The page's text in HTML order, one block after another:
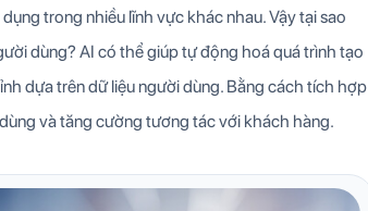
trong nhiều lĩnh vực khác nhau. Vậy tại sao
dùng? AI có thể giúp tự động hoá quá trình tạo
dựa trên dữ liệu người dùng. Bằng cách tích hợp
và tăng cường tương tác với khách hàng.